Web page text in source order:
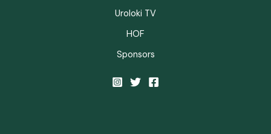
Uroloki TV
HOF
Sponsors